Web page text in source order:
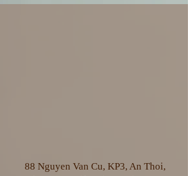
88 Nguyen Van Cu, KP3, An Thoi,